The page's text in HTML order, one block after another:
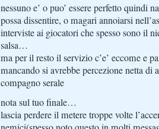
nessuno e’ o puo’ essere perfetto quindi
possa dissentire, o magari annoiarsi
interviste ai giocatori che spesso sono il
salsa…
ma per il resto il servizio c’e’ eccome e
mancando si avrebbe percezione netta di
compagno serale
nota sul tuo finale…
lascia perdere il metere troppe volte